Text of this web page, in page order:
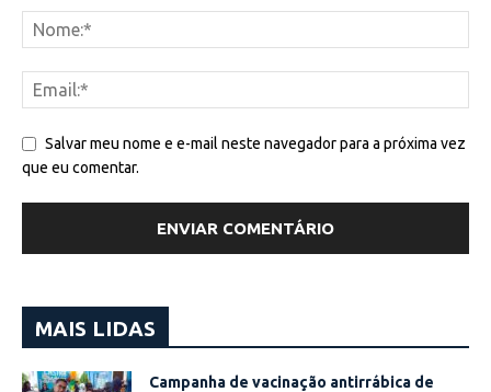
Salvar meu nome e e-mail neste navegador para a próxima vez
que eu comentar.
MAIS LIDAS
Campanha de vacinação antirrábica de